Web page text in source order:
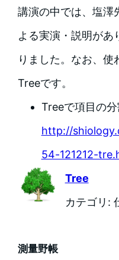
講演の中では、塩澤
よる実演・説明があ
りました。なお、
Treeです。
Treeで項目の
http://
54-121212-
Tree
カテゴリ:
測量野帳